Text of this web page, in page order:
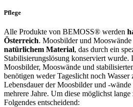
Pflege
Alle Produkte von BEMOSS® werden
Österreich. Moosbilder und Mooswände
natürlichem Material, das durch ein
Stabilisierungslösung konserviert wurde.
Moosbilder, Mooswände und
benötigen weder Tageslicht noch
Lebensdauer der Moosbilder und -
mehrere Jahre. Um diese möglichst
Folgendes entscheidend: